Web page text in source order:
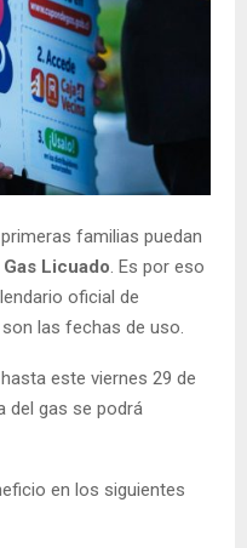
familias puedan
Licuado. Es por eso
oficial de
las fechas de uso.
este viernes 29 de
del gas se podrá
en los siguientes